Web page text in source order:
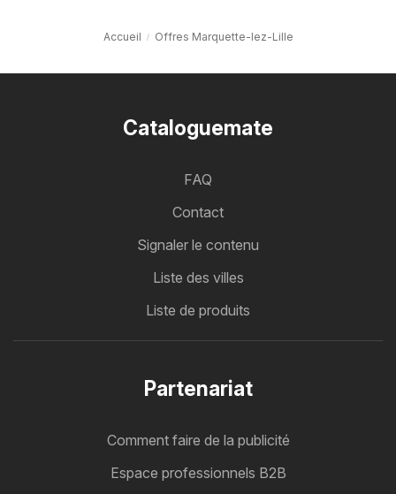
Accueil Offres Marquette-lez-Lille
Cataloguemate
FAQ
Contact
Signaler le contenu
Liste des villes
Liste de produits
Partenariat
Comment faire de la publicité
Espace professionnels B2B